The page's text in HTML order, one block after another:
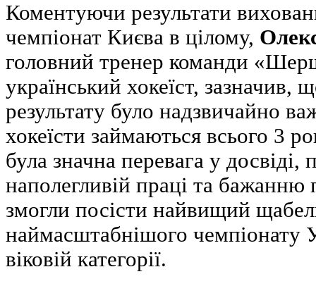
Коментуючи результати
чемпіонат Києва в цілому,
головний тренер команди
український хокеїст, зазначив,
результату було надзвичайно
хокеїсти займаються всього 3
була значна перевага у досвіді,
наполегливій праці та
змогли посісти найвищий
наймасштабнішого чемпіонату
віковій категорії.